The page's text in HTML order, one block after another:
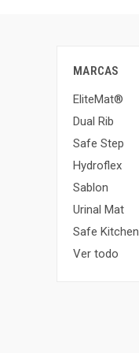
MARCAS
EliteMat®
Dual Rib
Safe Step
Hydroflex
Sablon
Urinal Mat
Safe Kitchen
Ver todo